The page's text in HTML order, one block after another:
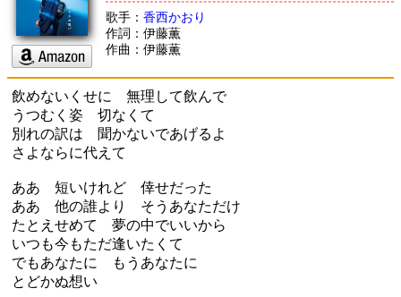
歌手： 香西かおり
作詞：伊藤薫
作曲：伊藤薫
飲めないくせに 無理して飲んで
うつむく姿 切なくて
別れの訳は 聞かないであげるよ
さよならに代えて
ああ 短いけれど 倖せだった
ああ 他の誰より そうあなただけ
たとえせめて 夢の中でいいから
いつも今もただ逢いたくて
でもあなたに もうあなたに
とどかぬ想い